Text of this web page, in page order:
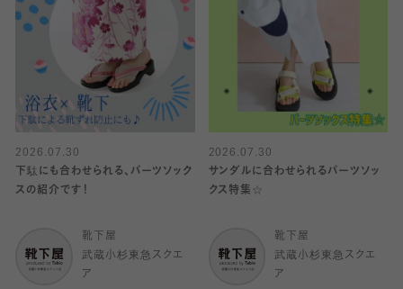
2026.07.30
下駄にも合わせられる、パーツソック
スの紹介です！
靴下屋
武蔵小杉東急スクエ
ア
2026.07.30
サンダルに合わせられるパーツソッ
クス特集☆
靴下屋
武蔵小杉東急スクエ
ア